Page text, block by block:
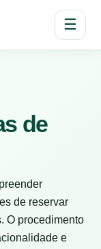
☰
de
de reservar
O procedimento
e